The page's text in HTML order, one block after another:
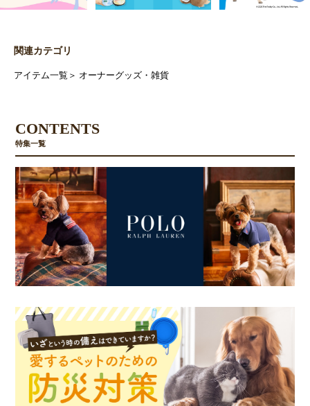
関連カテゴリ
アイテム一覧 ＞ オーナーグッズ・雑貨
CONTENTS
特集一覧